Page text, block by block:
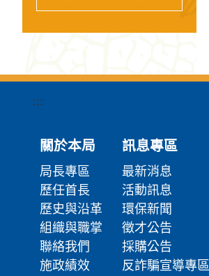
:::
關於本局
局長專區
歷任首長
歷史與沿革
組織與職掌
聯絡我們
施政績效
訊息專區
最新消息
活動訊息
環保新聞
徵才公告
採購公告
反詐騙宣導專區